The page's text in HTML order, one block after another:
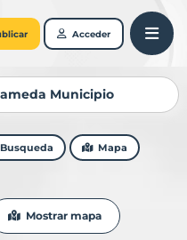
Acceder
Mapa
Mostrar mapa